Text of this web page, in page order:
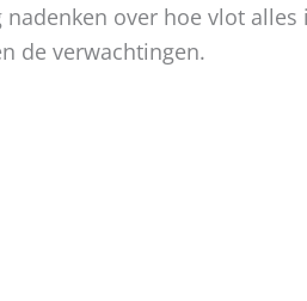
nadenken over hoe vlot
de verwachtingen.